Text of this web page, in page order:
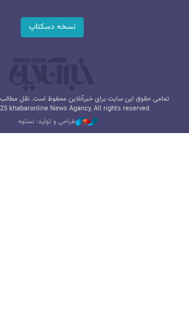
نسخه دسکتاپ
تمامی حقوق این سایت برای خبرآنلاین محفوظ است. نقل مطالب
khabaronline News Agancy, All rights reserved
طراحی و تولید: نستوه